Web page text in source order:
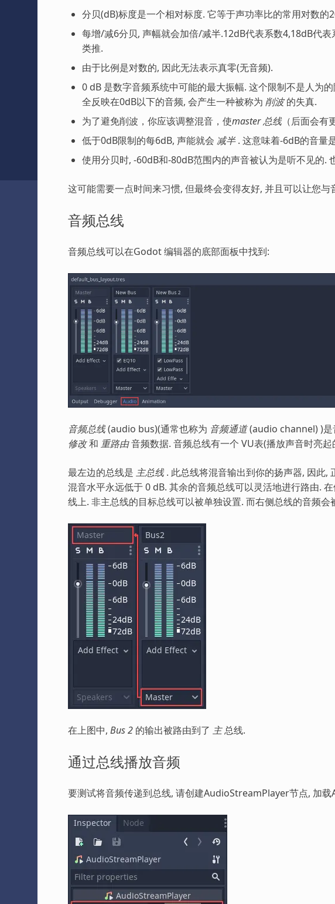
分贝(dB)标度是一个相对标度. 它等于声功率比的常用对数的
每增/减6分贝, 声幅就会加倍/减半.12dB代表系数4,18dB代
类推.
由于比例是对数的, 因此无法表示真零(无音频).
0 dB 是数字音频系统中可能的最大振幅. 这个限制不是人为
全反映在0dB以下的音频, 会产生一种被称为 削波的失真.
为了避免削波，你应该调整混音，使master 总线（后面会有
低于0dB限制的每6dB, 声能就会 减半. 这意味着-6dB的音量
使用分贝时, -60dB和-80dB范围内的声音被认为是听不见的.
这可能需要一点时间来习惯, 但最终会变得友好, 并且可以让您
音频总线
音频总线可以在Godot 编辑器的底部面板中找到:
音频总线(audio bus)(通常也称为 音频通道(audio channel) )是
修改和 重路由音频数据. 音频总线有一个 VU表(播放声音时亮
最左边的总线是 主总线. 此总线将混音输出到你的扬声器, 因此,
混音水平永远低于 0 dB. 其余的音频总线可以灵活地进行路由.
线上. 非主总线的目标总线可以被单独设置. 而右侧总线的音频
在上图中, Bus 2的输出被路由到了 主总线.
通过总线播放音频
要测试将音频传递到总线, 请创建AudioStreamPlayer节点, 加